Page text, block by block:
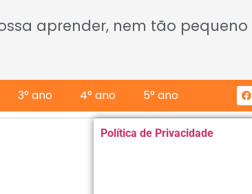
aprender, nem tão
3° ano 4° ano 5° ano
Política de Privacidade